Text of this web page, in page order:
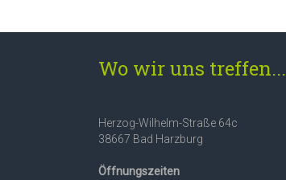
Wo wir uns treffen...
Herzog-Wilhelm-Straße 64c
38667 Bad Harzburg
Öffnungszeiten